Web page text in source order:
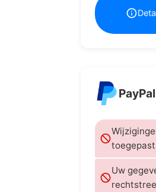
PayPal
toegepast
Uw